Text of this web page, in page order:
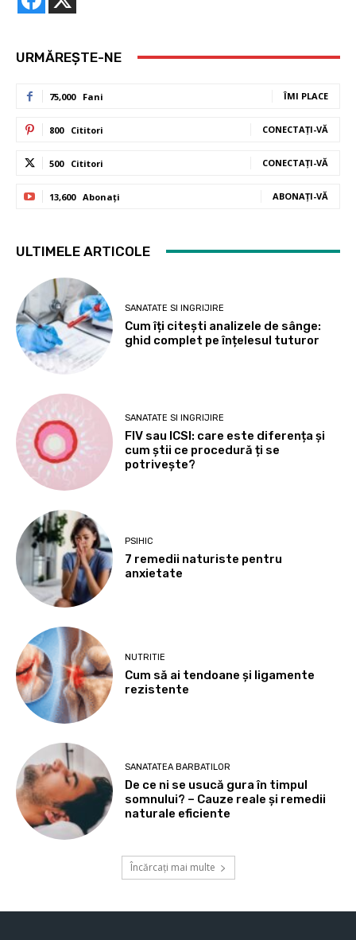
URMĂREȘTE-NE
75,000 Fani ÎMI PLACE
800 Cititori CONECTAȚI-VĂ
500 Cititori CONECTAȚI-VĂ
13,600 Abonați ABONAȚI-VĂ
ULTIMELE ARTICOLE
SANATATE SI INGRIJIRE
Cum îți citești analizele de sânge:
ghid complet pe înțelesul tuturor
SANATATE SI INGRIJIRE
FIV sau ICSI: care este diferența și
cum știi ce procedură ți se
potrivește?
PSIHIC
7 remedii naturiste pentru
anxietate
NUTRITIE
Cum să ai tendoane şi ligamente
rezistente
SANATATEA BARBATILOR
De ce ni se usucă gura în timpul
somnului? – Cauze reale și remedii
naturale eficiente
Încărcați mai multe